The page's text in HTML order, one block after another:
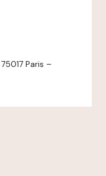
Paris –